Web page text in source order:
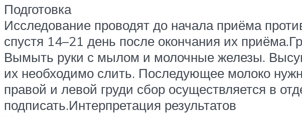
Подготовка
Исследование проводят до начала приёма
спустя 14–21 день после окончания их
Вымыть руки с мылом и молочные железы.
их необходимо слить. Последующее молоко
правой и левой груди сбор осуществляется в
подписать.Интерпретация результатов